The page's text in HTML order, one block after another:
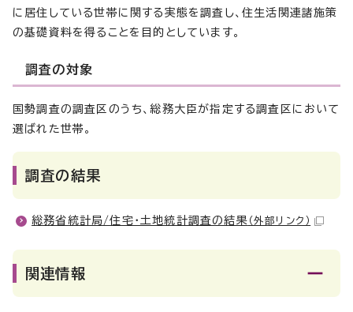
に居住している世帯に関する実態を調査し、住生活関連諸施策
の基礎資料を得ることを目的としています。
調査の対象
国勢調査の調査区のうち、総務大臣が指定する調査区において
選ばれた世帯。
調査の結果
総務省統計局/住宅・土地統計調査の結果 （外部リンク）
関連情報